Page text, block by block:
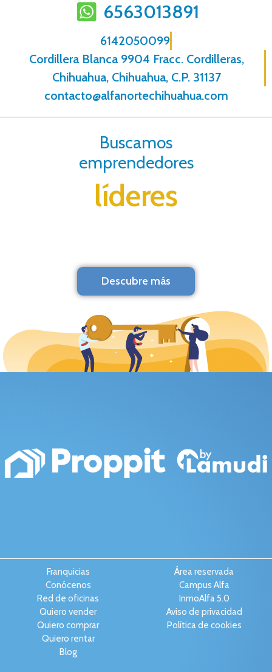
6563013891
6142050099
Cordillera Blanca 9904 Fracc. Cordilleras,
Chihuahua, Chihuahua, C.P. 31137
contacto@alfanortechihuahua.com
Buscamos
emprendedores
líderes
Descubre más
Franquicias
Conócenos
Red de oficinas
Quiero vender
Quiero comprar
Quiero rentar
Blog
Área reservada
Campus Alfa
InmoAlfa 5.0
Aviso de privacidad
Política de cookies